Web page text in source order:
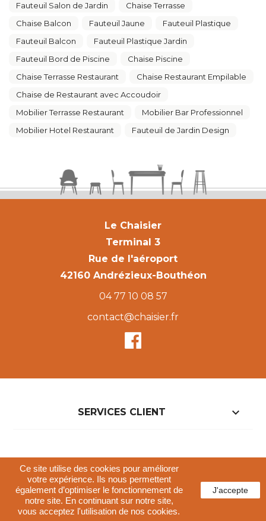
Fauteuil Salon de Jardin
Chaise Terrasse
Chaise Balcon
Fauteuil Jaune
Fauteuil Plastique
Fauteuil Balcon
Fauteuil Plastique Jardin
Fauteuil Bord de Piscine
Chaise Piscine
Chaise Terrasse Restaurant
Chaise Restaurant Empilable
Chaise de Restaurant avec Accoudoir
Mobilier Terrasse Restaurant
Mobilier Bar Professionnel
Mobilier Hotel Restaurant
Fauteuil de Jardin Design
Le Chaisier
Terminal 3
Rue de l'aéroport
42160 Andrézieux-Bouthéon
04 77 10 08 57
contact@chaisier.fr
SERVICES CLIENT 
NOTRE BOUTIQUE
Ce site utilise des cookies pour améliorer
votre expérience. Ils nous permettent
également d’optimiser le fonctionnement de
notre site. En continuant sur notre site,
vous acceptez l'utilisation de nos cookies.
J'accepte
Conditions générales de vente
Politique de confidentialités
Mentions légales